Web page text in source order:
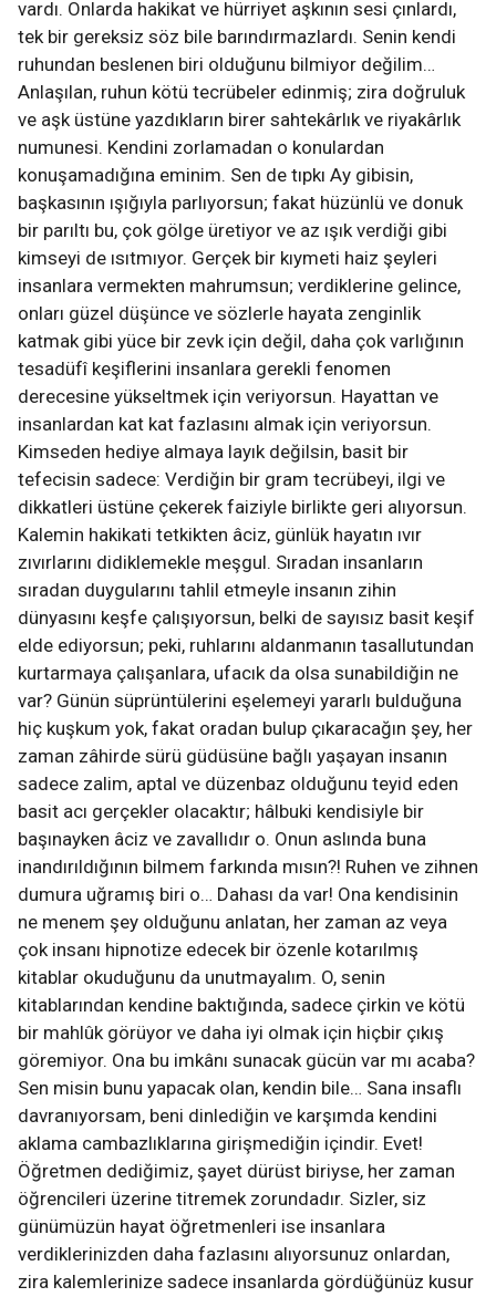
vardı. Onlarda hakikat ve hürriyet aşkının sesi çınlardı,
tek bir gereksiz söz bile barındırmazlardı. Senin kendi
ruhundan beslenen biri olduğunu bilmiyor değilim…
Anlaşılan, ruhun kötü tecrübeler edinmiş; zira doğruluk
ve aşk üstüne yazdıkların birer sahtekârlık ve riyakârlık
numunesi. Kendini zorlamadan o konulardan
konuşamadığına eminim. Sen de tıpkı Ay gibisin,
başkasının ışığıyla parlıyorsun; fakat hüzünlü ve donuk
bir parıltı bu, çok gölge üretiyor ve az ışık verdiği gibi
kimseyi de ısıtmıyor. Gerçek bir kıymeti haiz şeyleri
insanlara vermekten mahrumsun; verdiklerine gelince,
onları güzel düşünce ve sözlerle hayata zenginlik
katmak gibi yüce bir zevk için değil, daha çok varlığının
tesadüfî keşiflerini insanlara gerekli fenomen
derecesine yükseltmek için veriyorsun. Hayattan ve
insanlardan kat kat fazlasını almak için veriyorsun.
Kimseden hediye almaya layık değilsin, basit bir
tefecisin sadece: Verdiğin bir gram tecrübeyi, ilgi ve
dikkatleri üstüne çekerek faiziyle birlikte geri alıyorsun.
Kalemin hakikati tetkikten âciz, günlük hayatın ıvır
zıvırlarını didiklemekle meşgul. Sıradan insanların
sıradan duygularını tahlil etmeyle insanın zihin
dünyasını keşfe çalışıyorsun, belki de sayısız basit keşif
elde ediyorsun; peki, ruhlarını aldanmanın tasallutundan
kurtarmaya çalışanlara, ufacık da olsa sunabildiğin ne
var? Günün süprüntülerini eşelemeyi yararlı bulduğuna
hiç kuşkum yok, fakat oradan bulup çıkaracağın şey, her
zaman zâhirde sürü güdüsüne bağlı yaşayan insanın
sadece zalim, aptal ve düzenbaz olduğunu teyid eden
basit acı gerçekler olacaktır; hâlbuki kendisiyle bir
başınayken âciz ve zavallıdır o. Onun aslında buna
inandırıldığının bilmem farkında mısın?! Ruhen ve zihnen
dumura uğramış biri o… Dahası da var! Ona kendisinin
ne menem şey olduğunu anlatan, her zaman az veya
çok insanı hipnotize edecek bir özenle kotarılmış
kitablar okuduğunu da unutmayalım. O, senin
kitablarından kendine baktığında, sadece çirkin ve kötü
bir mahlûk görüyor ve daha iyi olmak için hiçbir çıkış
göremiyor. Ona bu imkânı sunacak gücün var mı acaba?
Sen misin bunu yapacak olan, kendin bile… Sana insaflı
davranıyorsam, beni dinlediğin ve karşımda kendini
aklama cambazlıklarına girişmediğin içindir. Evet!
Öğretmen dediğimiz, şayet dürüst biriyse, her zaman
öğrencileri üzerine titremek zorundadır. Sizler, siz
günümüzün hayat öğretmenleri ise insanlara
verdiklerinizden daha fazlasını alıyorsunuz onlardan,
zira kalemlerinize sadece insanlarda gördüğünüz kusur